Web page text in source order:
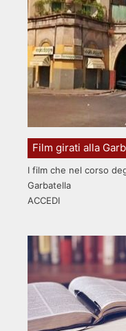
Film girati alla
I film che nel corso
Garbatella
ACCEDI